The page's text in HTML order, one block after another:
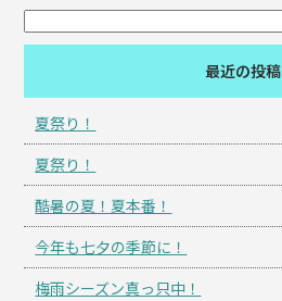
最近の投稿
夏祭り！
夏祭り！
酷暑の夏！夏本番！
今年も七夕の季節に！
梅雨シーズン真っ只中！